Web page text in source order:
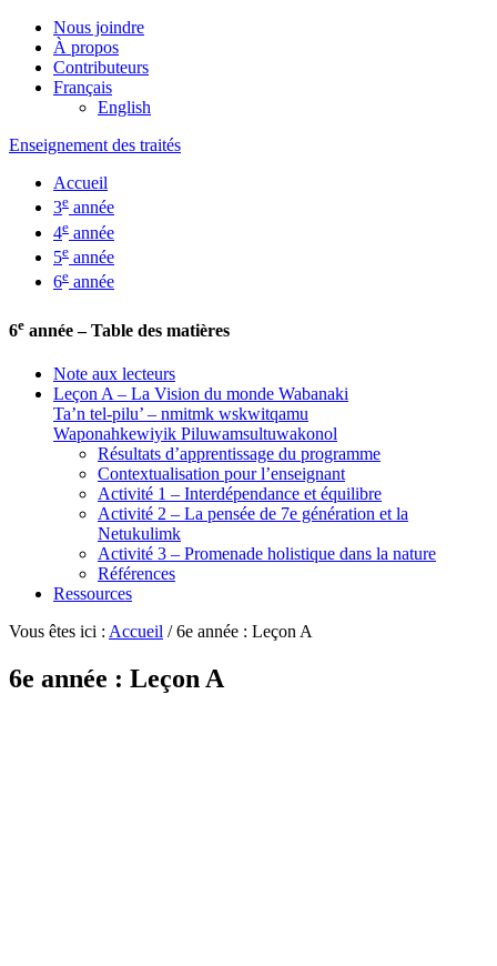
Nous joindre
À propos
Contributeurs
Français
English
Enseignement des traités
Accueil
3e année
4e année
5e année
6e année
6e année – Table des matières
Note aux lecteurs
Leçon A – La Vision du monde Wabanaki
Ta’n tel-pilu’ – nmitmk wskwitqamu
Waponahkewiyik Piluwamsultuwakonol
Résultats d’apprentissage du programme
Contextualisation pour l’enseignant
Activité 1 – Interdépendance et équilibre
Activité 2 – La pensée de 7e génération et la
Netukulimk
Activité 3 – Promenade holistique dans la nature
Références
Ressources
Vous êtes ici : Accueil /6e année : Leçon A
6e année : Leçon A